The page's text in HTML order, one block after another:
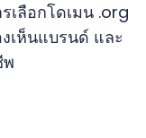
เลือกโดเมน .org
เห็นแบรนด์ และ